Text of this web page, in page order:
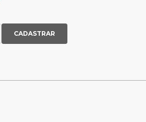
CADASTRAR